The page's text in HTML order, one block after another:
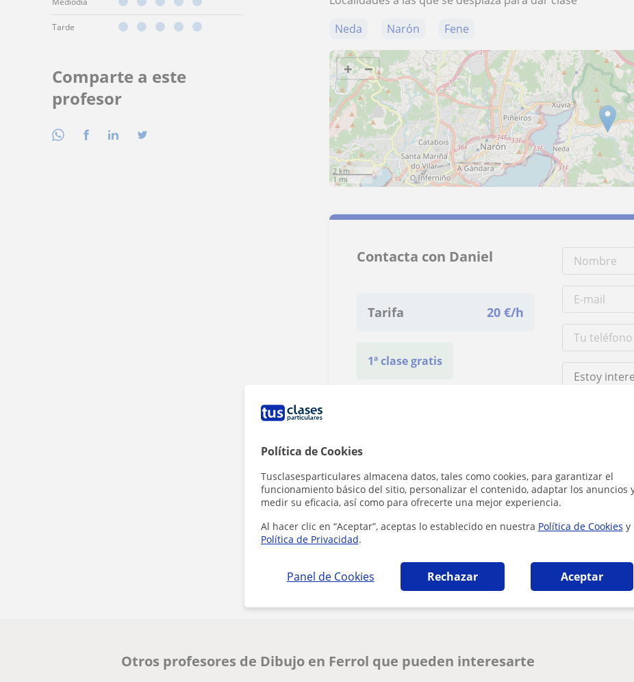
Política de Cookies
Tusclasesparticulares almacena datos, tales como cookies, para garantizar el
funcionamiento básico del sitio, personalizar el contenido, adaptar los anuncios
medir su eficacia, así como para ofrecerte una mejor experiencia.
Al hacer clic en “Aceptar”, aceptas lo establecido en nuestra Política de Cookies y
Política de Privacidad.
Panel de Cookies Rechazar Aceptar
Tarde
Comparte a este
profesor
Neda
Narón Fene
+ −
2 km
1 mi
Contacta con Daniel
Tarifa 20 €/h
1ª clase gratis
¿Hay algún error en este perfil? Cuéntanos
Otros profesores de Dibujo en Ferrol que pueden interesarte